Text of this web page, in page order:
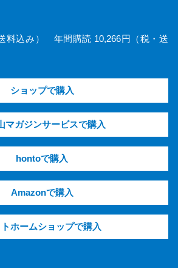
料込み） 年間購読 10,266円（税・送
ショップで購入
マガジンサービスで購入
hontoで購入
Amazonで購入
ホームショップで購入